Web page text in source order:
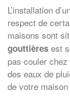
L’installation
respect de
maisons sont
gouttières est
pas couler
des eaux de
de votre